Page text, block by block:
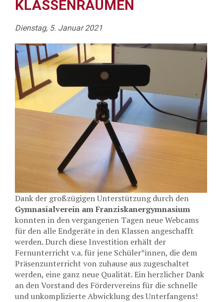
KLASSENRÄUMEN
Dienstag, 5. Januar 2021
Dank der großzügigen Unterstützung durch den
Gymnasialverein am Franziskanergymnasium
konnten in den vergangenen Tagen neue Webcams
für den alle Endgeräte in den Klassen angeschafft
werden. Durch diese Investition erhält der
Fernunterricht v.a. für jene Schüler*innen, die dem
Präsenzunterricht von zuhause aus zugeschaltet
werden, eine ganz neue Qualität. Ein herzlicher Dank
an den Vorstand des Fördervereins für die schnelle
und unkomplizierte Abwicklung des Unterfangens!